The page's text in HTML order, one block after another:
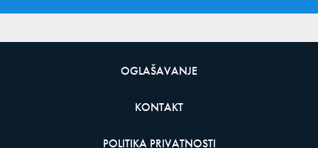
OGLAŠAVANJE
KONTAKT
POLITIKA PRIVATNOSTI